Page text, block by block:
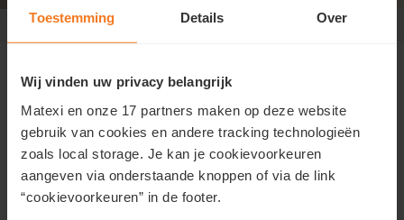
Toestemming Details Over
Wij vinden uw privacy belangrijk
Matexi en onze 17 partners maken op deze website
gebruik van cookies en andere tracking technologieën
zoals local storage. Je kan je cookievoorkeuren
aangeven via onderstaande knoppen of via de link
“cookievoorkeuren” in de footer.
Blankenberge Parkville Openingsweekend
Openingsweekend op zaterdag 13 en
zondag 14 april
We zijn verheugd je uit te nodigen op ons
openingsweekend op zaterdag 13 en zondag 14 april.
We openen voor het eerst eenvolledig afgewerkt en
ingericht kijkappartement!